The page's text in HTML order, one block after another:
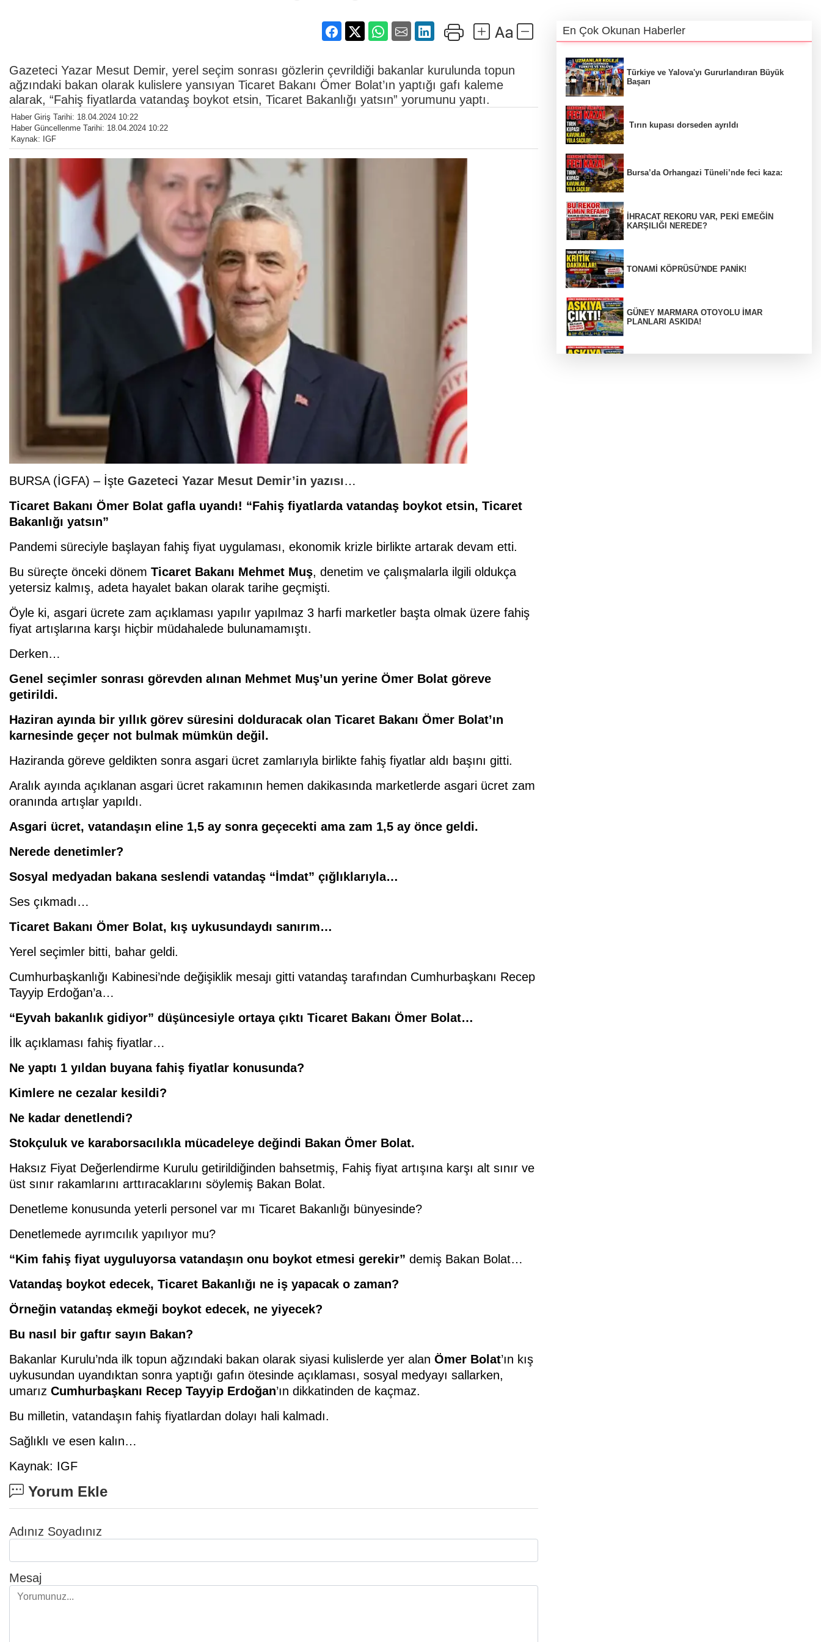
Gazeteci Yazar Mesut Demir, yerel seçim sonrası gözlerin çevrildiği bakanlar kurulunda topun
ağzındaki bakan olarak kulislere yansıyan Ticaret Bakanı Ömer Bolat’ın yaptığı gafı kaleme
alarak, “Fahiş fiyatlarda vatandaş boykot etsin, Ticaret Bakanlığı yatsın” yorumunu yaptı.
Haber Giriş Tarihi: 18.04.2024 10:22
Haber Güncellenme Tarihi: 18.04.2024 10:22
Kaynak: IGF
BURSA (İGFA) – İşte Gazeteci Yazar Mesut Demir’in yazısı…
Ticaret Bakanı Ömer Bolat gafla uyandı! “Fahiş fiyatlarda vatandaş boykot etsin, Ticaret
Bakanlığı yatsın”
Pandemi süreciyle başlayan fahiş fiyat uygulaması, ekonomik krizle birlikte artarak devam etti.
Bu süreçte önceki dönem Ticaret Bakanı Mehmet Muş, denetim ve çalışmalarla ilgili oldukça
yetersiz kalmış, adeta hayalet bakan olarak tarihe geçmişti.
Öyle ki, asgari ücrete zam açıklaması yapılır yapılmaz 3 harfi marketler başta olmak üzere fahiş
fiyat artışlarına karşı hiçbir müdahalede bulunamamıştı.
Derken…
Genel seçimler sonrası görevden alınan Mehmet Muş’un yerine Ömer Bolat göreve
getirildi.
Haziran ayında bir yıllık görev süresini dolduracak olan Ticaret Bakanı Ömer Bolat’ın
karnesinde geçer not bulmak mümkün değil.
Haziranda göreve geldikten sonra asgari ücret zamlarıyla birlikte fahiş fiyatlar aldı başını gitti.
Aralık ayında açıklanan asgari ücret rakamının hemen dakikasında marketlerde asgari ücret zam
oranında artışlar yapıldı.
Asgari ücret, vatandaşın eline 1,5 ay sonra geçecekti ama zam 1,5 ay önce geldi.
Nerede denetimler?
Sosyal medyadan bakana seslendi vatandaş “İmdat” çığlıklarıyla…
Ses çıkmadı…
Ticaret Bakanı Ömer Bolat, kış uykusundaydı sanırım…
Yerel seçimler bitti, bahar geldi.
Cumhurbaşkanlığı Kabinesi’nde değişiklik mesajı gitti vatandaş tarafından Cumhurbaşkanı Recep
Tayyip Erdoğan’a…
“Eyvah bakanlık gidiyor” düşüncesiyle ortaya çıktı Ticaret Bakanı Ömer Bolat…
İlk açıklaması fahiş fiyatlar…
Ne yaptı 1 yıldan buyana fahiş fiyatlar konusunda?
Kimlere ne cezalar kesildi?
Ne kadar denetlendi?
Stokçuluk ve karaborsacılıkla mücadeleye değindi Bakan Ömer Bolat.
Haksız Fiyat Değerlendirme Kurulu getirildiğinden bahsetmiş, Fahiş fiyat artışına karşı alt sınır ve
üst sınır rakamlarını arttıracaklarını söylemiş Bakan Bolat.
Denetleme konusunda yeterli personel var mı Ticaret Bakanlığı bünyesinde?
Denetlemede ayrımcılık yapılıyor mu?
“Kim fahiş fiyat uyguluyorsa vatandaşın onu boykot etmesi gerekir” demiş Bakan Bolat…
Vatandaş boykot edecek, Ticaret Bakanlığı ne iş yapacak o zaman?
Örneğin vatandaş ekmeği boykot edecek, ne yiyecek?
Bu nasıl bir gaftır sayın Bakan?
Bakanlar Kurulu’nda ilk topun ağzındaki bakan olarak siyasi kulislerde yer alan Ömer Bolat’ın kış
uykusundan uyandıktan sonra yaptığı gafın ötesinde açıklaması, sosyal medyayı sallarken,
umarız Cumhurbaşkanı Recep Tayyip Erdoğan’ın dikkatinden de kaçmaz.
Bu milletin, vatandaşın fahiş fiyatlardan dolayı hali kalmadı.
Sağlıklı ve esen kalın…
Kaynak: IGF
Yorum Ekle
Adınız Soyadınız
Mesaj
En Çok Okunan Haberler
Türkiye ve Yalova'yı Gururlandıran Büyük
Başarı
Tırın kupası dorseden ayrıldı
Bursa’da Orhangazi Tüneli’nde feci kaza:
İHRACAT REKORU VAR, PEKİ EMEĞİN
KARŞILIĞI NEREDE?
TONAMİ KÖPRÜSÜ'NDE PANİK!
GÜNEY MARMARA OTOYOLU İMAR
PLANLARI ASKIDA!